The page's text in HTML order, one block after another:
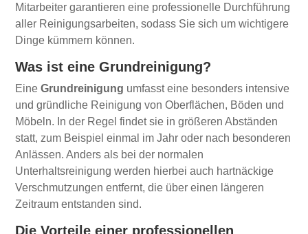
Mitarbeiter garantieren eine professionelle Durchführung
aller Reinigungsarbeiten, sodass Sie sich um wichtigere
Dinge kümmern können.
Was ist eine Grundreinigung?
EineGrundreinigung umfasst eine besonders intensive
und gründliche Reinigung von Oberflächen, Böden und
Möbeln. In der Regel findet sie in größeren Abständen
statt, zum Beispiel einmal im Jahr oder nach besonderen
Anlässen. Anders als bei der normalen
Unterhaltsreinigung werden hierbei auch hartnäckige
Verschmutzungen entfernt, die über einen längeren
Zeitraum entstanden sind.
Die Vorteile einer professionellen